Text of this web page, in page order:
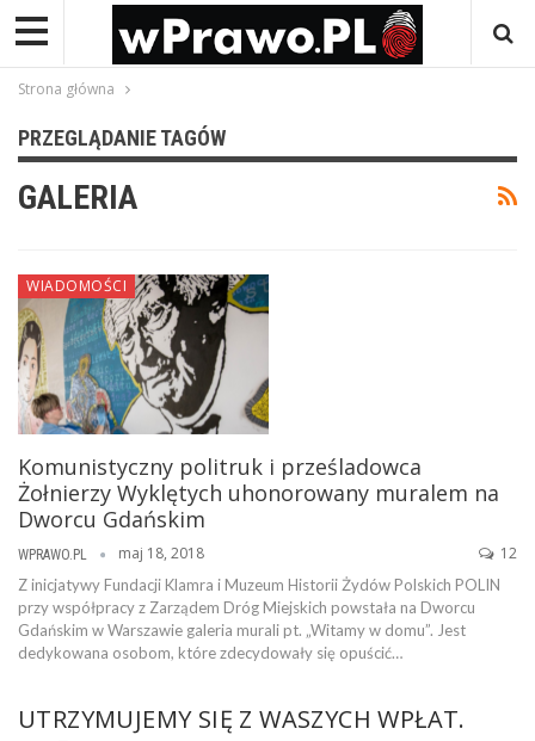
Strona główna
PRZEGLĄDANIE TAGÓW
GALERIA
WIADOMOŚCI
Komunistyczny politruk i prześladowca
Żołnierzy Wyklętych uhonorowany muralem na
Dworcu Gdańskim
WPRAWO.PL maj 18, 2018 12
Z inicjatywy Fundacji Klamra i Muzeum Historii Żydów Polskich POLIN
przy współpracy z Zarządem Dróg Miejskich powstała na Dworcu
Gdańskim w Warszawie galeria murali pt. „Witamy w domu”. Jest
dedykowana osobom, które zdecydowały się opuścić…
UTRZYMUJEMY SIĘ Z WASZYCH WPŁAT.